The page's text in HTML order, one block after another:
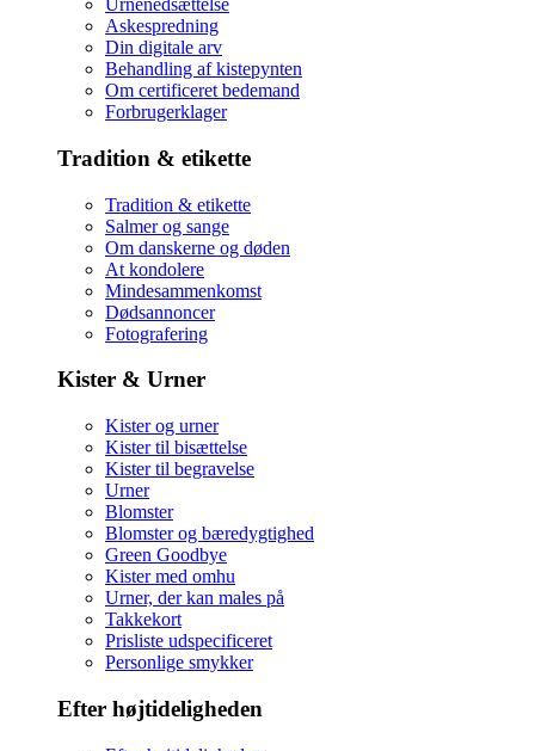
Urnenedsættelse
Askespredning
Din digitale arv
Behandling af kistepynten
Om certificeret bedemand
Forbrugerklager
Tradition & etikette
Tradition & etikette
Salmer og sange
Om danskerne og døden
At kondolere
Mindesammenkomst
Dødsannoncer
Fotografering
Kister & Urner
Kister og urner
Kister til bisættelse
Kister til begravelse
Urner
Blomster
Blomster og bæredygtighed
Green Goodbye
Kister med omhu
Urner, der kan males på
Takkekort
Prisliste udspecificeret
Personlige smykker
Efter højtideligheden